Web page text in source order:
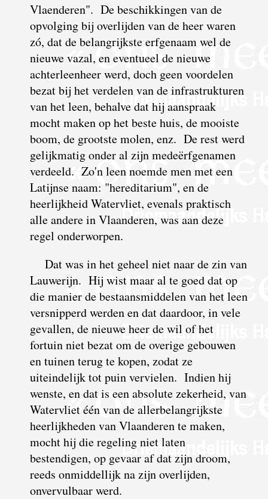
Vlaenderen". De beschikkingen van de
opvolging bij overlijden van de heer waren
zó, dat de belangrijkste erfgenaam wel de
nieuwe vazal, en eventueel de nieuwe
achterleenheer werd, doch geen voordelen
bezat bij het verdelen van de infrastrukturen
van het leen, behalve dat hij aanspraak
mocht maken op het beste huis, de mooiste
boom, de grootste molen, enz. De rest werd
gelijkmatig onder al zijn medeërfgenamen
verdeeld. Zo'n leen noemde men met een
Latijnse naam: "hereditarium", en de
heerlijkheid Watervliet, evenals praktisch
alle andere in Vlaanderen, was aan deze
regel onderworpen.
Dat was in het geheel niet naar de zin van
Lauwerijn. Hij wist maar al te goed dat op
die manier de bestaansmiddelen van het leen
versnipperd werden en dat daardoor, in vele
gevallen, de nieuwe heer de wil of het
fortuin niet bezat om de overige gebouwen
en tuinen terug te kopen, zodat ze
uiteindelijk tot puin vervielen. Indien hij
wenste, en dat is een absolute zekerheid, van
Watervliet één van de allerbelangrijkste
heerlijkheden van Vlaanderen te maken,
mocht hij die regeling niet laten
bestendigen, op gevaar af dat zijn droom,
reeds onmiddellijk na zijn overlijden,
onvervulbaar werd.